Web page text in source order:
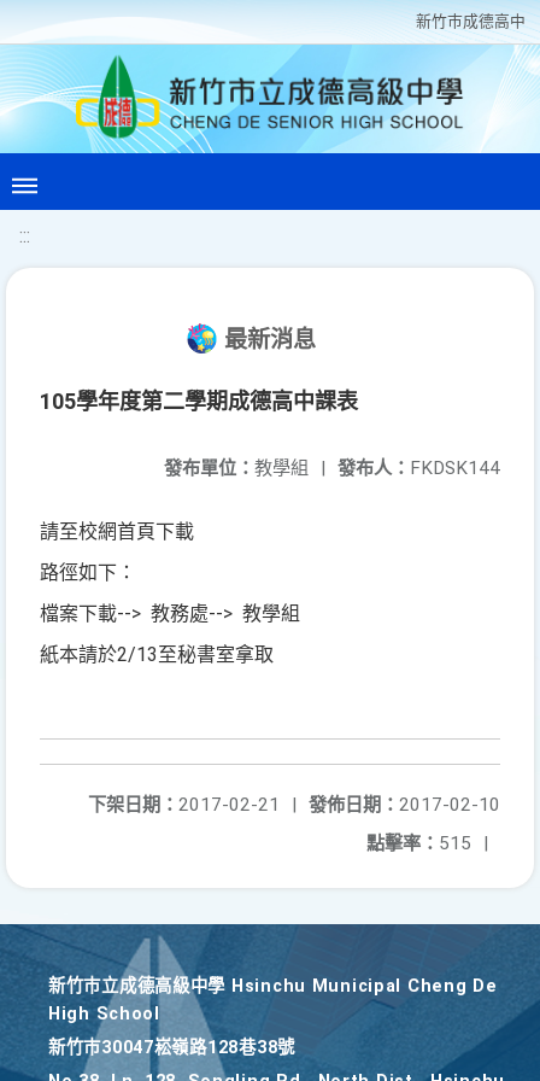
新竹巿成德高中
:::
最新消息
105學年度第二學期成德高中課表
發布人： FKDSK144
發布單位： 教學組 |
請至校網首頁下載
路徑如下：
檔案下載--> 教務處--> 教學組
紙本請於2/13至秘書室拿取
發佈日期： 2017-02-10
下架日期： 2017-02-21
|
點擊率： 515 |
新竹巿立成德高級中學 Hsinchu Municipal Cheng De
High School
新竹巿30047崧嶺路128巷38號